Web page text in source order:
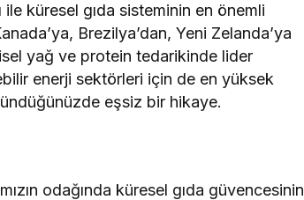
küresel gıda sisteminin en önemli
Brezilya’dan, Yeni Zelanda’ya
yağ ve protein tedarikinde lider
enerji sektörleri için de en yüksek
eşsiz bir hikaye.
odağında küresel gıda güvencesinin